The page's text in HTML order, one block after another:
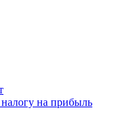
на прибыль